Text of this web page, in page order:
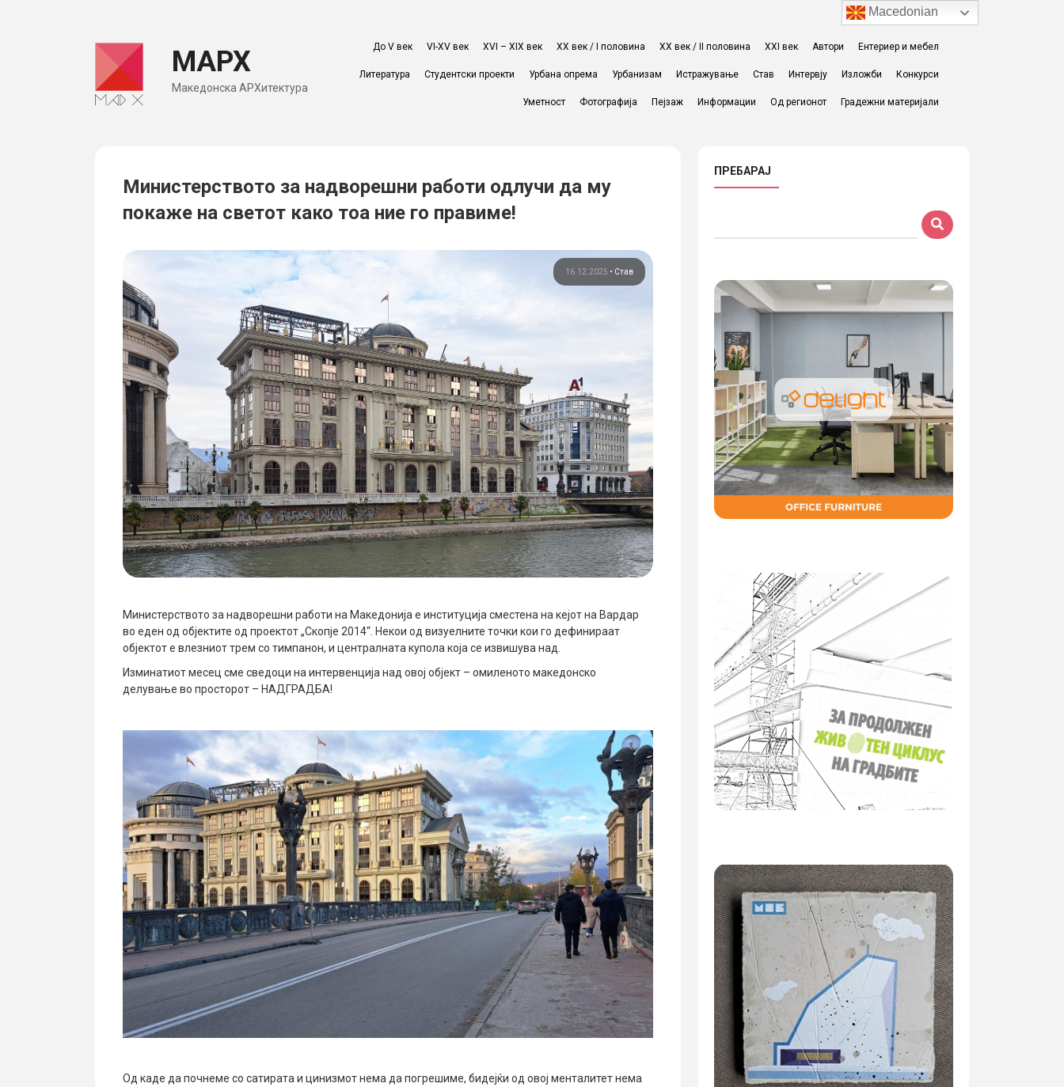
МАРХ
Македонска АРХитектура
До V век VI-XV век XVI – XIX век ХХ век / I половина ХХ век / II половина XXI век Автори Ентериер и мебел
Литература Студентски проекти Урбана опрема Урбанизам Истражување Став Интервју Изложби Конкурси
Уметност Фотографија Пејзаж Информации Од регионот Градежни материјали
Министерството за надворешни работи одлучи да му
покаже на светот како тоа ние го правиме!
16.12.2025 • Став
Министерството за надворешни работи на Македонија е институција сместена на кејот на Вардар
во еден од објектите од проектот „Скопје 2014“. Некои од визуелните точки кои го дефинираат
објектот е влезниот трем со тимпанон, и централната купола која се извишува над.
Изминатиот месец сме сведоци на интервенција над овој објект – омиленото македонско
делување во просторот – НАДГРАДБА!
Од каде да почнеме со сатирата и цинизмот нема да погрешиме, бидејќи од овој менталитет нема
ПРЕБАРАЈ
Macedonian